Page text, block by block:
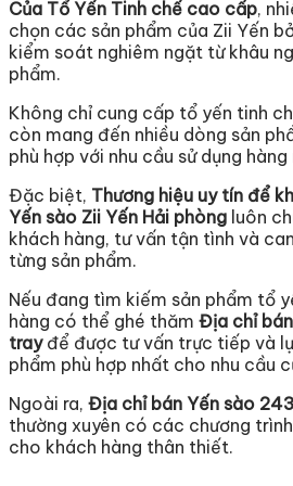
Của Tổ Yến Tinh chế cao cấp,
chọn các sản phẩm của Zii Yến
kiểm soát nghiêm ngặt từ khâu
phẩm.
Không chỉ cung cấp tổ yến tinh
còn mang đến nhiều dòng sản
phù hợp với nhu cầu sử dụng
Đặc biệt, Thương hiệu uy tín để
Yến sào Zii Yến Hải phòng luôn
khách hàng, tư vấn tận tình và
từng sản phẩm.
Nếu đang tìm kiếm sản phẩm tổ
hàng có thể ghé thăm Địa chỉ
trayđể được tư vấn trực tiếp và
phẩm phù hợp nhất cho nhu cầu
Ngoài ra, Địa chỉ bán Yến sào
thường xuyên có các chương
cho khách hàng thân thiết.